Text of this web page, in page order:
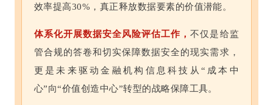
效率提高30%，真正释放数据要素的价值潜能。
体系化开展数据安全风险评估工作，不仅是给监
管合规的答卷和切实保障数据安全的现实需求，
更是未来驱动金融机构信息科技从“成本中
心”向“价值创造中心”转型的战略保障工具。